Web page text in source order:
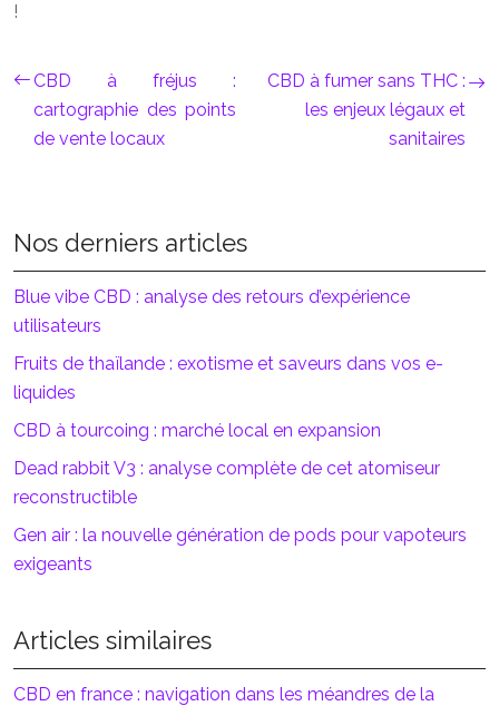
!
CBD à fréjus :
cartographie des points
de vente locaux
CBD à fumer sans THC :
les enjeux légaux et
sanitaires
Nos derniers articles
Blue vibe CBD : analyse des retours d’expérience
utilisateurs
Fruits de thaïlande : exotisme et saveurs dans vos e-
liquides
CBD à tourcoing : marché local en expansion
Dead rabbit V3 : analyse complète de cet atomiseur
reconstructible
Gen air : la nouvelle génération de pods pour vapoteurs
exigeants
Articles similaires
CBD en france : navigation dans les méandres de la